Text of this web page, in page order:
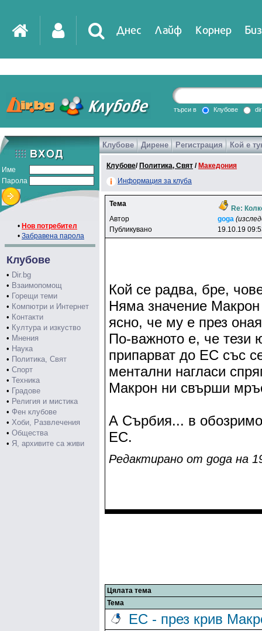
Днес Лайф Корнер
DirTV Impressio
Games
търси в Клубове
Име
Парола
• Нов потребител
• Забравена парола
Клубове
• Dir.bg
• Взаимопомощ
• Горещи теми
• Компютри и Интернет
• Контакти
• Култура и изкуство
• Мнения
• Наука
• Политика, Свят
• Спорт
• Техника
• Градове
• Религия и мистика
• Фен клубове
• Хоби, Развлечения
• Общества
• Я, архивите са живи
Клубове Дирене Регистрация Кой е
Клубове/ Политика, Свят / Македония
Информация за клуба
Тема
Re:
Автор
goga
Публикувано
19.10.19
Кой се радва, бре,
Няма значение
ясно, че му е през
По-важното е, че тези
припарват до ЕС със
ментални нагласи
Макрон ни свърши
А Сърбия... в
ЕС.
Редактирано от goga на
Цялата тема
Тема
ЕС - през крив